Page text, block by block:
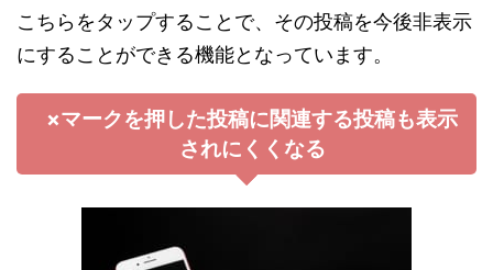
こちらをタップすることで、その投稿を今後非表示
にすることができる機能となっています。
×マークを押した投稿に関連する投稿も表示
されにくくなる